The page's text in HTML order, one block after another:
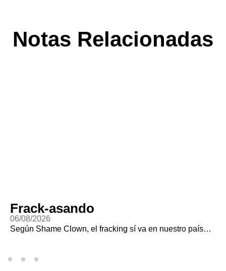
Notas Relacionadas
Frack-asando
06/08/2026
Según Shame Clown, el fracking sí va en nuestro país…